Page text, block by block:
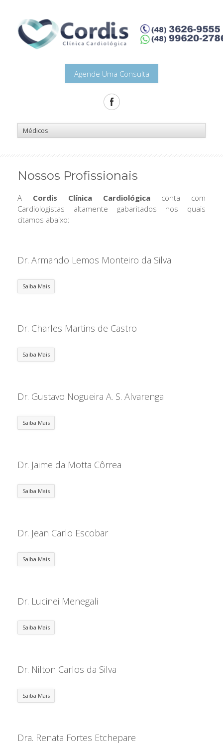
Agende Uma Consulta
Nossos Profissionais
A Cordis Clínica Cardiológica conta com
Cardiologistas altamente gabaritados nos quais
citamos abaixo:
Dr. Armando Lemos Monteiro da Silva
Saiba Mais
Dr. Charles Martins de Castro
Saiba Mais
Dr. Gustavo Nogueira A. S. Alvarenga
Saiba Mais
Dr. Jaime da Motta Côrrea
Saiba Mais
Dr. Jean Carlo Escobar
Saiba Mais
Dr. Lucinei Menegali
Saiba Mais
Dr. Nilton Carlos da Silva
Saiba Mais
Dra. Renata Fortes Etchepare